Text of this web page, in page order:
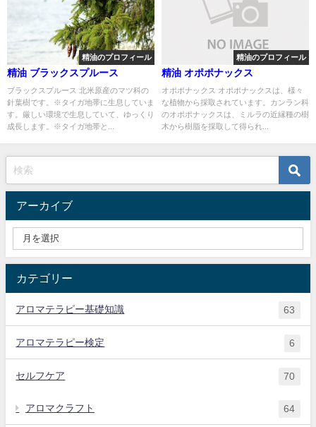
精油のプロフィール
精油 ブラックスプルース
ブラックスプルース 北米原産のマツ科の
針葉樹です。※タイガ地帯に生息していま
す。厳しい環境で生息していて、ゆっくり
成長します。※タイガ地帯と...
精油のプロフィール
精油 オポポナックス
オポポナックス オポポナックスは、様々
な植物から採取されています。カンラン科
のオポポナックスは、ミルラの近縁種の樹
木から樹脂を採取して得られ...
アーカイブ
カテゴリー
アロマテラピー基礎知識 63
アロマテラピー検定 6
セルフケア 70
アロマクラフト 64